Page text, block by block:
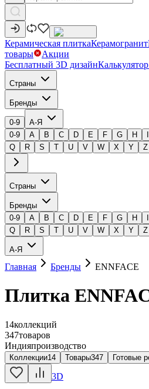
Керамическая плиткаКерамогранит
товары
Акции
Бесплатный 3D дизайн
Страны
Бренды
0-9
А-Я
0-9
A B C D E F G H
Q
R S T U V W X Y Z
Страны
Бренды
0-9
A B C D E F G H
Q
R S T U V W X Y Z
А-Я
Главная Бренды ENNFACE
Плитка
14коллекций
347товаров
Индияпроизводство
Коллекции14 Товары347 Готовые
3D